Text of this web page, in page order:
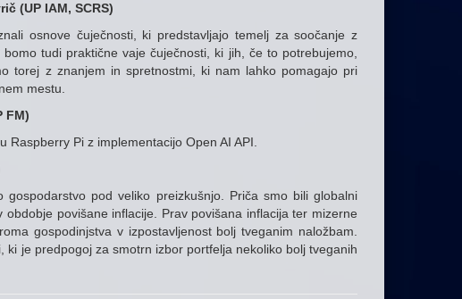
(UP IAM, SCRS)
osnove čuječnosti, ki predstavljajo temelj za soočanje z
tudi praktične vaje čuječnosti, ki jih, če to potrebujemo,
torej z znanjem in spretnostmi, ki nam lahko pomagajo pri
mestu.
FM)
Raspberry Pi z implementacijo Open AI API.
gospodarstvo pod veliko preizkušnjo. Priča smo bili globalni
povišane inflacije. Prav povišana inflacija ter mizerne
gospodinjstva v izpostavljenost bolj tveganim naložbam.
je predpogoj za smotrn izbor portfelja nekoliko bolj tveganih